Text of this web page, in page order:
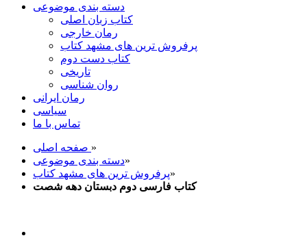
دسته بندی موضوعی
کتاب زبان اصلی
رمان خارجی
پرفروش ترین های مشهد کتاب
کتاب دست دوم
تاریخی
روان شناسی
رمان ایرانی
سیاسی
تماس با ما
»
دسته بندی موضوعی»
پرفروش ترین های مشهد کتاب»
کتاب فارسی دوم دبستان دهه شصت